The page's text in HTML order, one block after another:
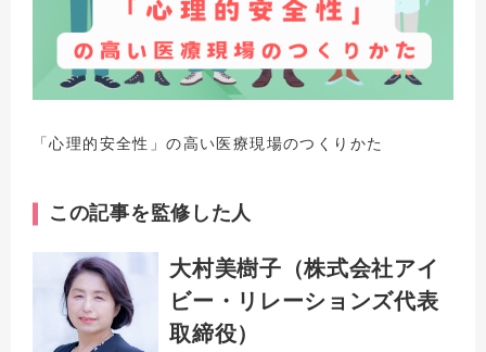
「心理的安全性」の高い医療現場のつくりかた
この記事を監修した人
大村美樹子（株式会社アイ
ビー・リレーションズ代表
取締役）